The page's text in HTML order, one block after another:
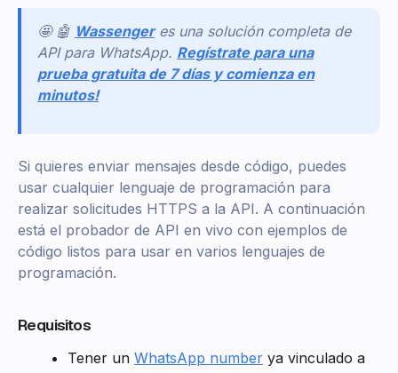
🤩 🤖 Wassenger es una solución completa de
API para WhatsApp. Regístrate para una
prueba gratuita de 7 días y comienza en
minutos!
Si quieres enviar mensajes desde código, puedes
usar cualquier lenguaje de programación para
realizar solicitudes HTTPS a la API. A continuación
está el probador de API en vivo con ejemplos de
código listos para usar en varios lenguajes de
programación.
Requisitos
Tener un WhatsApp number ya vinculado a